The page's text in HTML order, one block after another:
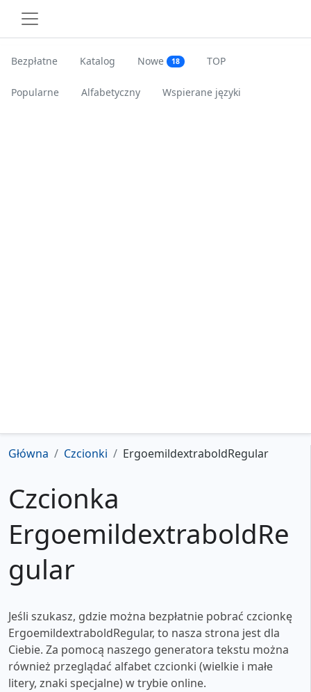
Bezpłatne Katalog Nowe 18 TOP
Popularne Alfabetyczny Wspierane języki
Główna Czcionki ErgoemildextraboldRegular
Czcionka
ErgoemildextraboldRe
gular
Jeśli szukasz, gdzie można bezpłatnie pobrać czcionkę
ErgoemildextraboldRegular, to nasza strona jest dla
Ciebie. Za pomocą naszego generatora tekstu można
również przeglądać alfabet czcionki (wielkie i małe
litery, znaki specjalne) w trybie online.